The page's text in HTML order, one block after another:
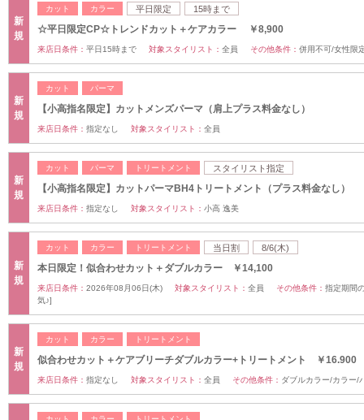
新
規
カット カラー 平日限定 15時まで
☆平日限定CP☆トレンドカット＋ケアカラー ￥8,900
来店日条件： 平日15時まで 対象スタイリスト： 全員 その他条件： 併用不可/女性限
新
規
カット パーマ
【小高指名限定】カットメンズパーマ（肩上プラス料金なし）
来店日条件： 指定なし 対象スタイリスト： 全員
新
規
カット パーマ トリートメント スタイリスト指定
【小高指名限定】カットパーマBH4トリートメント（プラス料金なし）
来店日条件： 指定なし 対象スタイリスト： 小高 逸美
新
規
カット カラー トリートメント 当日割 8/6(木)
本日限定！似合わせカット＋ダブルカラー ￥14,100
来店日条件： 2026年08月06日(木) 対象スタイリスト： 全員 その他条件： 指定期間
気♪]
新
規
カット カラー トリートメント
似合わせカット＋ケアブリーチダブルカラー+トリートメント ￥16.900
来店日条件： 指定なし 対象スタイリスト： 全員 その他条件： ダブルカラー/カラー/